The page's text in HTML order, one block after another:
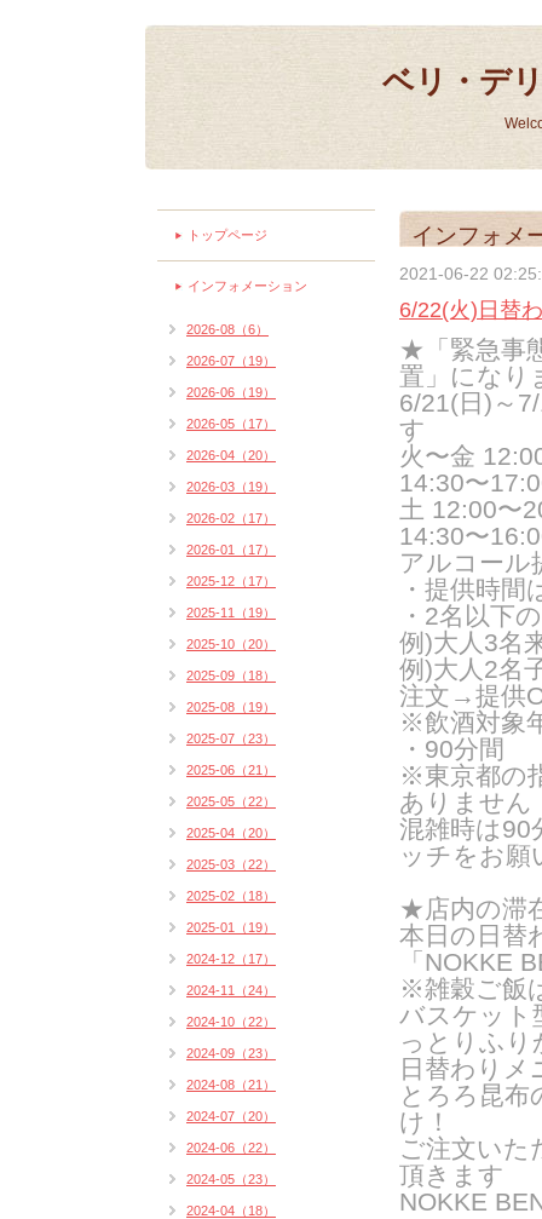
ベリ・デ
インフォメ
2021-06-22
6/22(火)日替
★「緊急事
置」になり
6/21(日)～
す
火〜金
14:30〜
土 12:00〜
14:30〜
アルコール
・提供時
・2名以下
例)大人3名
例)大人2名
注文→提供
※飲酒対象
・90分間
※東京都の
ありません
混雑時は90
ッチをお願
★店内の滞
本日の日替
「NOKKE
※雑穀ご飯
バスケット
っとりふり
日替わりメ
とろろ昆布
け！
ご注文いた
頂きます
NOKKE
トップページ
インフォメーション
2026-08（6）
2026-07（19）
2026-06（19）
2026-05（17）
2026-04（20）
2026-03（19）
2026-02（17）
2026-01（17）
2025-12（17）
2025-11（19）
2025-10（20）
2025-09（18）
2025-08（19）
2025-07（23）
2025-06（21）
2025-05（22）
2025-04（20）
2025-03（22）
2025-02（18）
2025-01（19）
2024-12（17）
2024-11（24）
2024-10（22）
2024-09（23）
2024-08（21）
2024-07（20）
2024-06（22）
2024-05（23）
2024-04（18）